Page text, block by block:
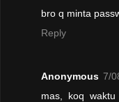
bro q minta
Reply
Anonymous 7/
mas, koq